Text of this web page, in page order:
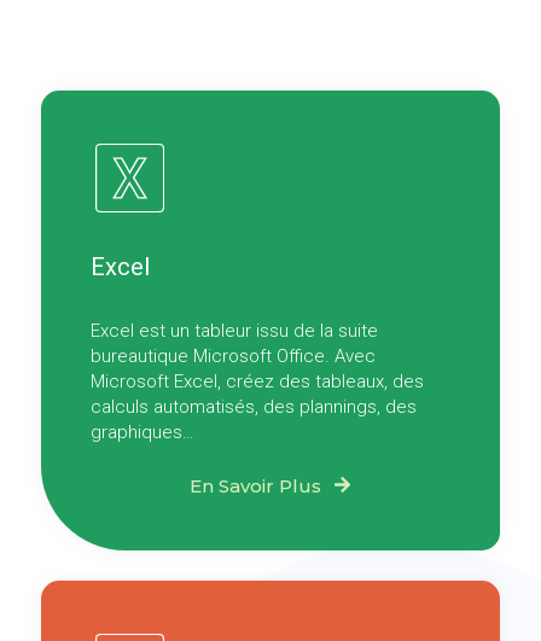
Excel
Excel est un tableur issu de la suite
bureautique Microsoft Office. Avec
Microsoft Excel, créez des tableaux, des
calculs automatisés, des plannings, des
graphiques…
En Savoir Plus